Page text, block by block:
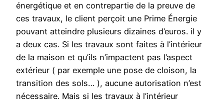
énergétique et en contrepartie de la preuve de
ces travaux, le client perçoit une Prime Énergie
pouvant atteindre plusieurs dizaines d’euros. il y
a deux cas. Si les travaux sont faites à l’intérieur
de la maison et qu’ils n’impactent pas l’aspect
extérieur ( par exemple une pose de cloison, la
transition des sols… ), aucune autorisation n’est
nécessaire. Mais si les travaux à l’intérieur